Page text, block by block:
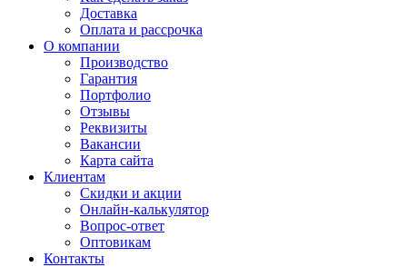
Доставка
Оплата и рассрочка
О компании
Производство
Гарантия
Портфолио
Отзывы
Реквизиты
Вакансии
Карта сайта
Клиентам
Скидки и акции
Онлайн-калькулятор
Вопрос-ответ
Оптовикам
Контакты